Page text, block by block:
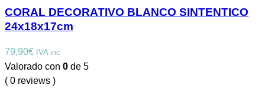
CORAL DECORATIVO BLANCO SINTENTICO
24x18x17cm
79,90€ IVA inc
Valorado con 0 de 5
( 0 reviews )